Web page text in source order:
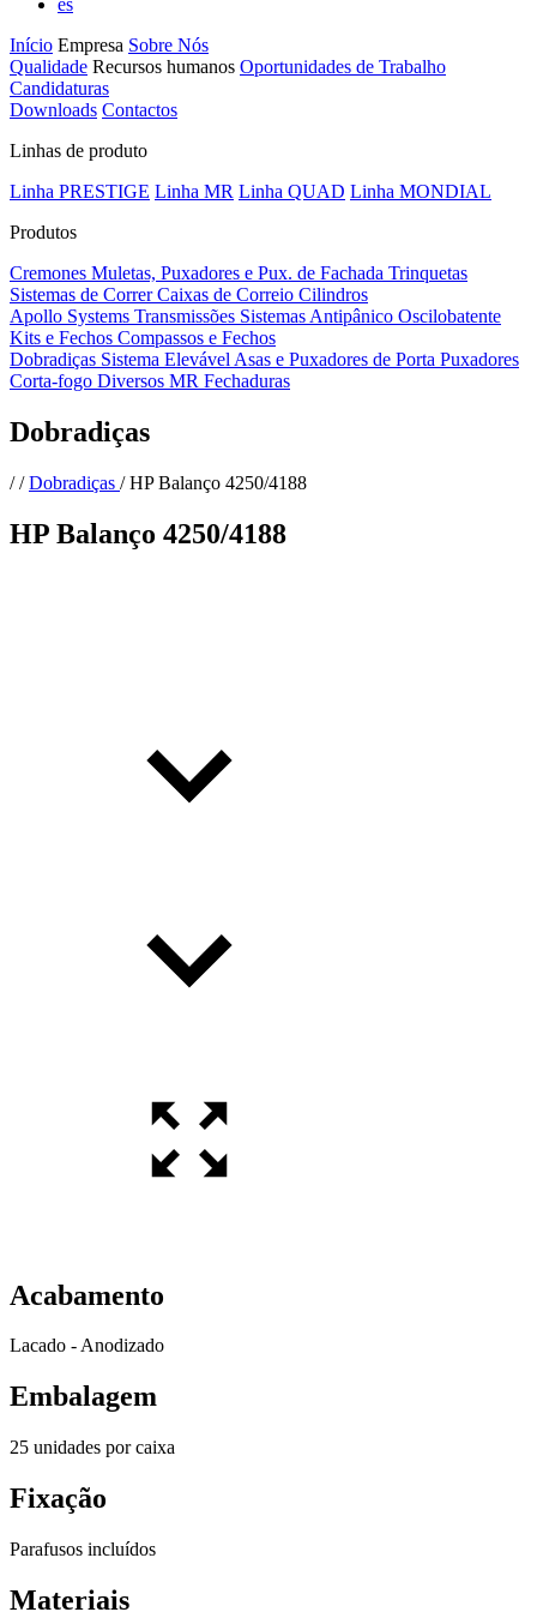
es
Início Empresa Sobre Nós
Qualidade Recursos humanos Oportunidades de Trabalho
Candidaturas
Downloads Contactos
Linhas de produto
Linha PRESTIGE Linha MR Linha QUAD Linha MONDIAL
Produtos
Cremones Muletas, Puxadores e Pux. de Fachada Trinquetas
Sistemas de CorrerCaixas de Correio Cilindros
Apollo Systems Transmissões Sistemas Antipânico Oscilobatente
Kits e Fechos Compassos e Fechos
Dobradiças Sistema Elevável Asas e Puxadores de Porta Puxadores
Corta-fogo Diversos MR Fechaduras
Dobradiças
//Dobradiças /HP Balanço 4250/4188
HP Balanço 4250/4188
Acabamento
Lacado - Anodizado
Embalagem
25 unidades por caixa
Fixação
Parafusos incluídos
Materiais